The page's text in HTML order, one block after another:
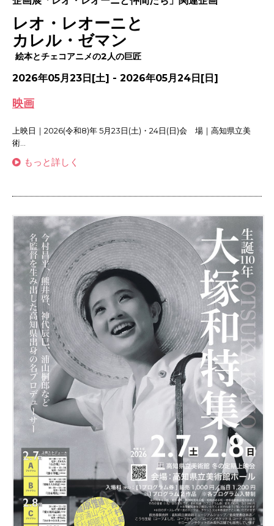
レオ・レオーニと
カレル・ゼマン
絵本とチェコアニメの2人の巨匠
2026年05月23日[土] - 2026年05月24日[日]
映画
上映日｜2026(令和8)年 5月23日(土)・24日(日)会 場｜高知県立美
術...
もっと詳しく